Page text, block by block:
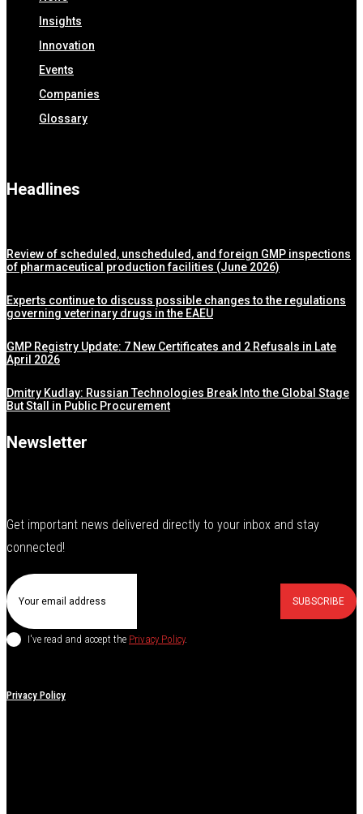
Insights
Innovation
Events
Companies
Glossary
Headlines
Review of scheduled, unscheduled, and foreign GMP inspections
of pharmaceutical production facilities (June 2026)
Experts continue to discuss possible changes to the regulations
governing veterinary drugs in the EAEU
GMP Registry Update: 7 New Certificates and 2 Refusals in Late
April 2026
Dmitry Kudlay: Russian Technologies Break Into the Global Stage
But Stall in Public Procurement
Newsletter
Get important news delivered directly to your inbox and stay
connected!
SUBSCRIBE
I've read and accept the Privacy Policy.
Privacy Policy